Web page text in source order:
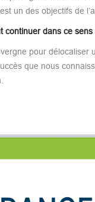
un des objectifs de
continuer dans ce sens
pour délocaliser
que nous